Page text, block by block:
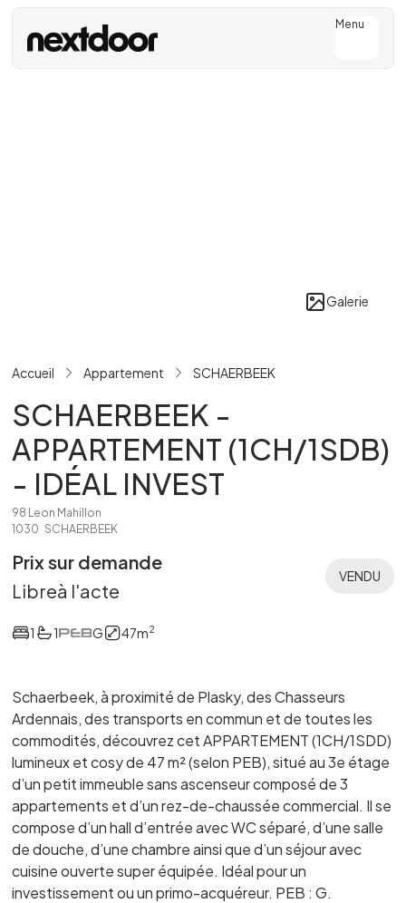
Menu
Galerie
Accueil Appartement SCHAERBEEK
SCHAERBEEK -
APPARTEMENT (1CH/1SDB)
- IDÉAL INVEST
98 Leon Mahillon
1030 SCHAERBEEK
Prix sur demande
Libreà l'acte
VENDU
1 1 G 47m2
Schaerbeek, à proximité de Plasky, des Chasseurs
Ardennais, des transports en commun et de toutes les
commodités, découvrez cet APPARTEMENT (1CH/1SDD)
lumineux et cosy de 47 m² (selon PEB), situé au 3e étage
d’un petit immeuble sans ascenseur composé de 3
appartements et d’un rez-de-chaussée commercial. Il se
compose d’un hall d’entrée avec WC séparé, d’une salle
de douche, d’une chambre ainsi que d’un séjour avec
cuisine ouverte super équipée. Idéal pour un
investissement ou un primo-acquéreur. PEB : G.